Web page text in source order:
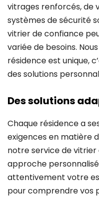
vitrages renforcés, de
systèmes de sécurité
vitrier de confiance
variée de besoins.
résidence est unique,
des solutions
Des solutions
Chaque résidence a
exigences en matière
notre service de
approche
attentivement votre
pour comprendre vos